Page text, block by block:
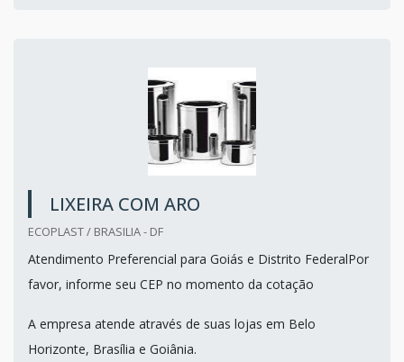
LIXEIRA COM ARO
ECOPLAST / BRASILIA - DF
Atendimento Preferencial para Goiás e Distrito FederalPor
favor, informe seu CEP no momento da cotação
A empresa atende através de suas lojas em Belo
Horizonte, Brasília e Goiânia.